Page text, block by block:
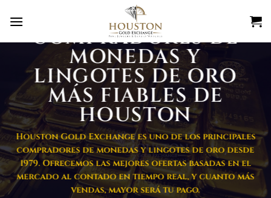
COMPRADORES DE
MONEDAS Y
LINGOTES DE ORO
MÁS FIABLES DE
HOUSTON
Houston Gold Exchange es uno de los principales
compradores de monedas y lingotes de oro desde
1979. Ofrecemos las mejores ofertas basadas en el
mercado al contado en tiempo real, y cuanto más
vendas, mayor será tu pago.